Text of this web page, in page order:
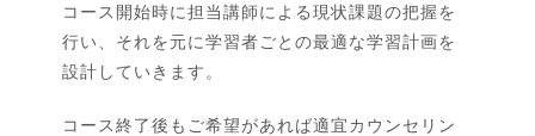
コース開始時に担当講師による現状課題の把握を
行い、それを元に学習者ごとの最適な学習計画を
設計していきます。
コース終了後もご希望があれば適宜カウンセリン